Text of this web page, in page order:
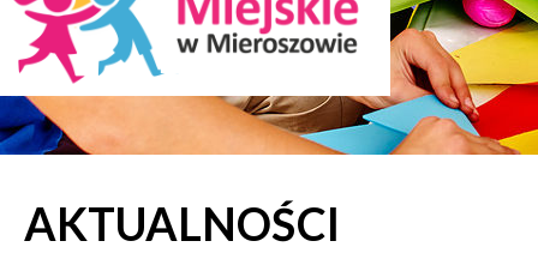
AKTUALNOŚCI